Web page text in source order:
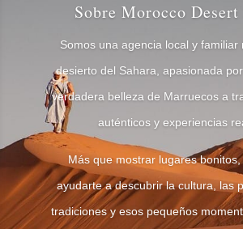
Sobre Morocco
Somos una agencia local y familiar
desierto del Sahara, apasionada
verdadera belleza de Marruecos a
auténticos y experiencias
Más que mostrar lugares
ayudarte a descubrir la cultura, las
tradiciones y esos pequeños